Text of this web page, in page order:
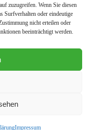
zuzugreifen. Wenn Sie diesen
Surfverhalten oder eindeutige
nicht erteilen oder
beeinträchtigt werden.
Impressum